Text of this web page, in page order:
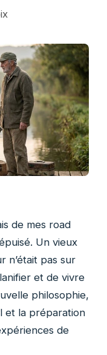
de mes road
Un vieux
n’était pas sur
et de vivre
philosophie,
et la préparation
de